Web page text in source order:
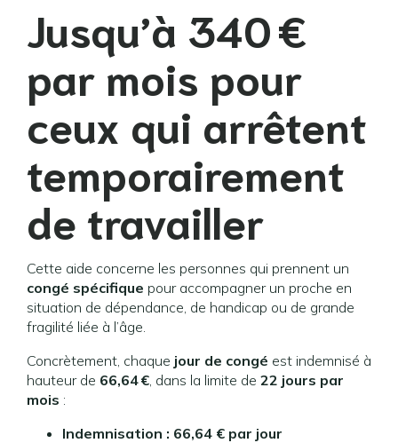
Jusqu’à 340 €
par mois pour
ceux qui arrêtent
temporairement
de travailler
Cette aide concerne les personnes qui prennent un
congé spécifique pour accompagner un proche en
situation de dépendance, de handicap ou de grande
fragilité liée à l’âge.
Concrètement, chaque jour de congé est indemnisé à
hauteur de 66,64 €, dans la limite de 22 jours par
mois :
Indemnisation : 66,64 € par jour